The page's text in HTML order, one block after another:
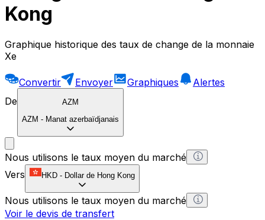
Kong
Graphique historique des taux de change de la monnaie
Xe
Convertir Envoyer Graphiques
Alertes
De
AZM
AZM - Manat azerbaïdjanais
Nous utilisons le taux moyen du marché
Vers
HKD - Dollar de Hong Kong
Nous utilisons le taux moyen du marché
Voir le devis de transfert